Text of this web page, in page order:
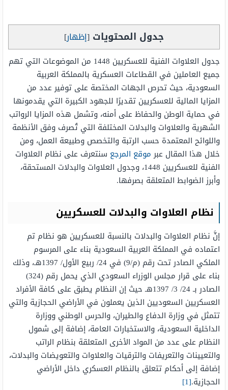
جدول المحتويات [إظهار]
جدول العلاوات الفنية للعسكريين 1448 من الموضوعات التي تهم
جميع العاملين في القطاعات العسكرية بالمملكة العربية
السعودية، حيث تحرص الجهات المختصة على توفير عدد من
المزايا المالية للعسكريين تقديرًا للجهود الكبيرة التي يقدمونها
في حماية الوطن والحفاظ على أمنه، وتشمل هذه المزايا الرواتب
الشهرية والعلاوات والبدلات المختلفة التي تُصرف وفق الأنظمة
واللوائح المعتمدة حسب الرتبة والتخصص وطبيعة العمل، ومن
خلال هذا المقال عبرموقع المرجع سنتعرف على نظام العلاوات
الفنية للعسكريين 1448، وجدول العلاوات والبدلات المستحقة،
وأبرز الضوابط المتعلقة بصرفها.
نظام العلاوات والبدلات للعسكريين
إنَّ نظام العلاوات والبدلات بالنسبة للعسكريين هو نظام تم
اعتماده في المملكة العربية السعودية بناء على المرسوم
الملكي الصادر تحت رقم (م/9) في 24/ ربيع الأول/ 1397هـ، وذلك
بناء على قرار مجلس الوزراء السعودي الذي يحمل رقم (324)
الصادر بـ 24/ 3/ 1397هـ حيث إن النظام يطبق على كافة الأفراد
العسكريين السعوديين الذين يعملون في الأراضي الحجازية والتي
تتمثل في وزارة الدفاع والطيران، والحرس الوطني ووزارة
الداخلية السعودية، والاستخبارات العامة، إضافة إلى شمول
النظام على عدد من المواد الأخرى المتعلقة بنظام الراتب
والتعيينات والتعريفات والترقيات والعلاوات والتعويضات والبدلات،
إضافة إلى أحكام تتعلق بالنظام العسكري داخل الأراضي
الحجازية.[1]